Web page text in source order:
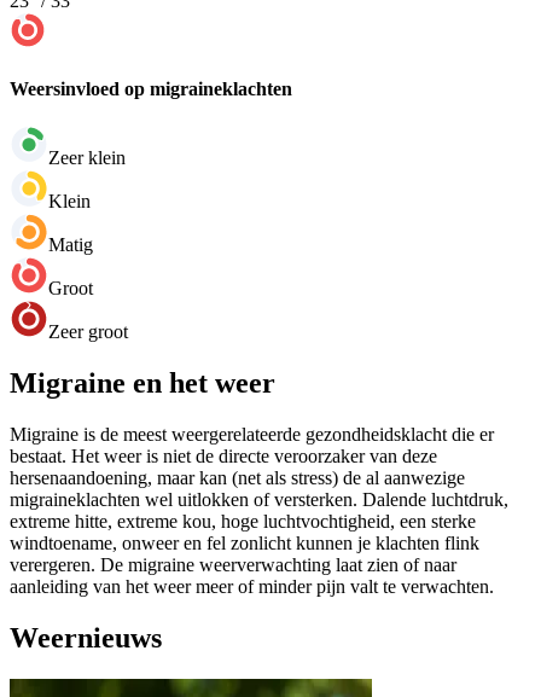
Weersinvloed op migraineklachten
Zeer klein
Klein
Matig
Groot
Zeer groot
Migraine en het weer
Migraine is de meest weergerelateerde gezondheidsklacht die er
bestaat. Het weer is niet de directe veroorzaker van deze
hersenaandoening, maar kan (net als stress) de al aanwezige
migraineklachten wel uitlokken of versterken. Dalende luchtdruk,
extreme hitte, extreme kou, hoge luchtvochtigheid, een sterke
windtoename, onweer en fel zonlicht kunnen je klachten flink
verergeren. De migraine weerverwachting laat zien of naar
aanleiding van het weer meer of minder pijn valt te verwachten.
Weernieuws